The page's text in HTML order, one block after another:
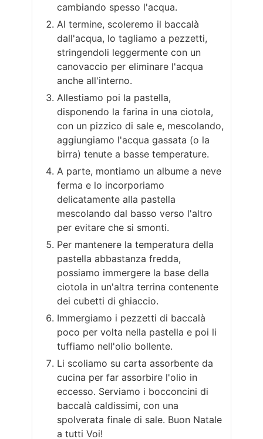
cambiando spesso l'acqua.
Al termine, scoleremo il baccalà
dall'acqua, lo tagliamo a pezzetti,
stringendoli leggermente con un
canovaccio per eliminare l'acqua
anche all'interno.
Allestiamo poi la pastella,
disponendo la farina in una ciotola,
con un pizzico di sale e, mescolando,
aggiungiamo l'acqua gassata (o la
birra) tenute a basse temperature.
A parte, montiamo un albume a neve
ferma e lo incorporiamo
delicatamente alla pastella
mescolando dal basso verso l'altro
per evitare che si smonti.
Per mantenere la temperatura della
pastella abbastanza fredda,
possiamo immergere la base della
ciotola in un'altra terrina contenente
dei cubetti di ghiaccio.
Immergiamo i pezzetti di baccalà
poco per volta nella pastella e poi li
tuffiamo nell'olio bollente.
Li scoliamo su carta assorbente da
cucina per far assorbire l'olio in
eccesso. Serviamo i bocconcini di
baccalà caldissimi, con una
spolverata finale di sale. Buon Natale
a tutti Voi!